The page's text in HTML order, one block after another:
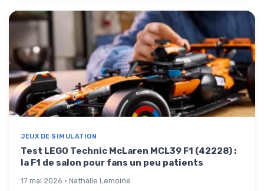
JEUX DE SIMULATION
Test LEGO Technic McLaren MCL39 F1 (42228) :
la F1 de salon pour fans un peu patients
17 mai 2026 · Nathalie Lemoine